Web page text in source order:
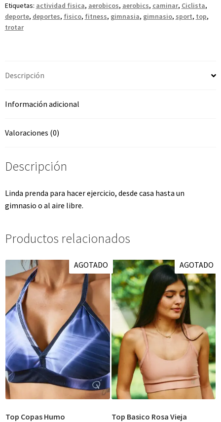
Etiquetas: actividad fisica, aerobicos, aerobics, caminar, Ciclista,
deporte, deportes, fisico, fitness, gimnasia, gimnasio, sport, top,
trotar
Descripción
Información adicional
Valoraciones (0)
Descripción
Linda prenda para hacer ejercicio, desde casa hasta un
gimnasio o al aire libre.
Productos relacionados
AGOTADO
Top Copas Humo
AGOTADO
Top Basico Rosa Vieja